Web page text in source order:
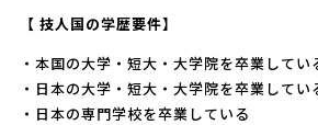
【 技人国の学歴要件】
・本国の大学・短大・大学院を卒業してい
・日本の大学・短大・大学院を卒業してい
・日本の専門学校を卒業している